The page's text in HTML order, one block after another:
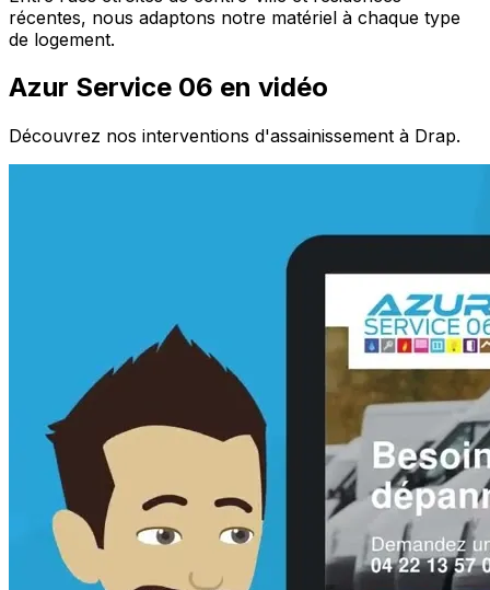
récentes, nous adaptons notre matériel à chaque type
de logement.
Azur Service 06 en vidéo
Découvrez nos interventions d'assainissement à Drap.